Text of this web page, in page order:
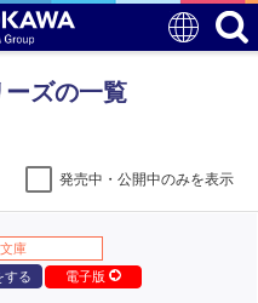
ズの一覧
発売中・公開中のみを表示
庫
する
電子版